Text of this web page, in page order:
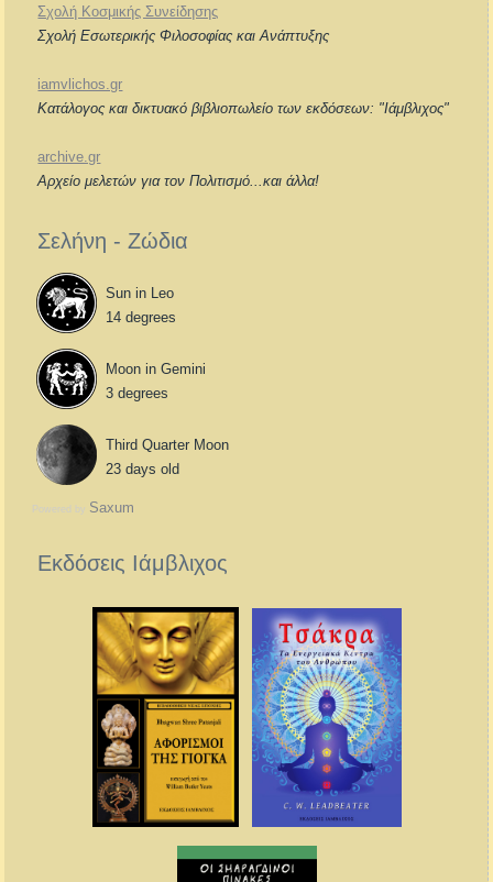
Σχολή Κοσμικής Συνείδησης
Σχολή Εσωτερικής Φιλοσοφίας και Ανάπτυξης
iamvlichos.gr
Κατάλογος και δικτυακό βιβλιοπωλείο των εκδόσεων: "Ιάμβλιχος"
archive.gr
Αρχείο μελετών για τον Πολιτισμό...και άλλα!
Σελήνη - Ζώδια
Sun in Leo
14 degrees
Moon in Gemini
3 degrees
Third Quarter Moon
23 days old
Powered by Saxum
Εκδόσεις Ιάμβλιχος